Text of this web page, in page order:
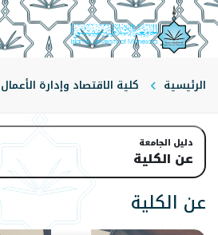
الرئيسية كلية الاقتصاد وإدارة الأعمال
دليل الجامعة
عن الكلية
عن الكلية